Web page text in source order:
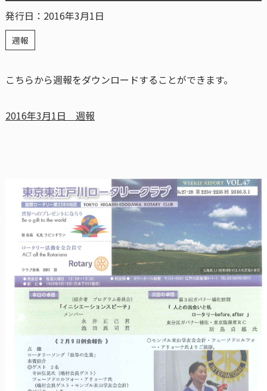
発行日：2016年3月1日
週報
こちらから週報をダウンロードすることができます。
2016年3月1日 週報